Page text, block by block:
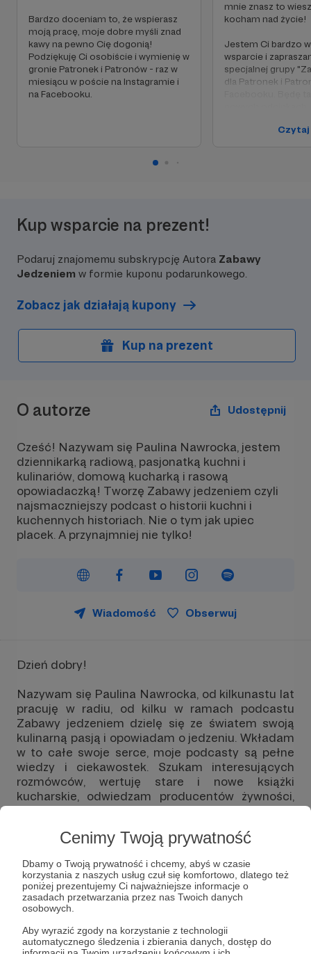
Cenimy Twoją prywatność
Dbamy o Twoją prywatność i chcemy, abyś w czasie
korzystania z naszych usług czuł się komfortowo, dlatego też
poniżej prezentujemy Ci najważniejsze informacje o
zasadach przetwarzania przez nas Twoich danych
osobowych.
Aby wyrazić zgody na korzystanie z technologii
automatycznego śledzenia i zbierania danych, dostęp do
Bardzo doceniam to, że wspierasz
moją pracę, moje dobre myśli znad
kawy na pewno Cię dogonią!
Podziękuję Ci osobiście i wymienię w
gronie Patronek i Patronów - raz w
miesiącu w poście na Instagramie i
na Facebooku.
mnie znasz to
kocham nad życie!
Jestem Ci bardzo
wsparcie i
specjalnej grupy
dla Patronek i
kulinarnym
poście!
Kup wsparcie na prezent!
Podaruj znajomemu subskrypcję Autora Zabawy
Jedzeniem w formie kuponu podarunkowego.
Zobacz jak działają kupony
Kup na prezent
O autorze Udostępnij
Cześć! Nazywam się Paulina Nawrocka, jestem
dziennikarką radiową, pasjonatką kuchni i
kulinariów, domową kucharką i rasową
opowiadaczką! Tworzę Zabawy jedzeniem czyli
najsmaczniejszy podcast o historii kuchni i
kuchennych historiach. Nie o tym jak upiec
placek. A przynajmniej nie tylko!
Wiadomość Obserwuj
Dzień dobry!
Nazywam się Paulina Nawrocka, od kilkunastu lat
pracuję w radiu, od kilku w ramach podcastu
Zabawy jedzeniem dzielę się ze światem swoją
kulinarną pasją i opowiadam o jedzeniu. Wkładam
w to całe swoje serce, moje podcasty są pełne
wiedzy i ciekawostek. Szukam interesujących
rozmówców, wertuję stare i nowe książki
kucharskie, odwiedzam producentów żywności,
kucharzy, pasjonatów.
Nie mówię o tym jak upiec placek, raczej o tym
kto pierwszy upiekł placek, co go do tego
skłoniło i jak ta decyzja wpłynęła na losy
ludzkości.
Chcę byście wraz ze mną współtworzyli Zabawy
dla uszu!